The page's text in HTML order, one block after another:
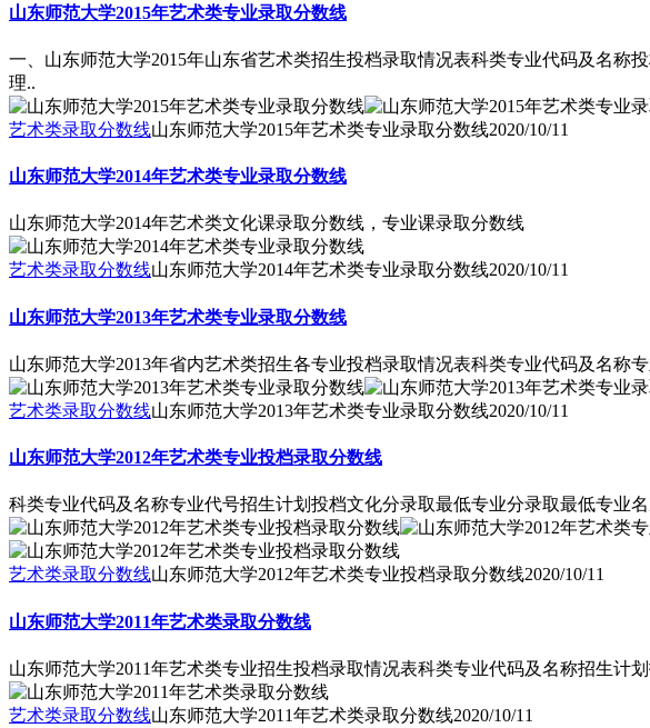
山东师范大学2015年艺术类专业录取分数线
一、山东师范大学2015年山东省艺术类招生投档录取情况表科类专业代码及名称
理..
艺术类录取分数线山东师范大学2015年艺术类专业录取分数线2020/10/11
山东师范大学2014年艺术类专业录取分数线
山东师范大学2014年艺术类文化课录取分数线，专业课录取分数线
艺术类录取分数线山东师范大学2014年艺术类专业录取分数线2020/10/11
山东师范大学2013年艺术类专业录取分数线
山东师范大学2013年省内艺术类招生各专业投档录取情况表科类专业代码及名称
艺术类录取分数线山东师范大学2013年艺术类专业录取分数线2020/10/11
山东师范大学2012年艺术类专业投档录取分数线
科类专业代码及名称专业代号招生计划投档文化分录取最低专业分录取最低专业名
艺术类录取分数线山东师范大学2012年艺术类专业投档录取分数线2020/10/11
山东师范大学2011年艺术类录取分数线
山东师范大学2011年艺术类专业招生投档录取情况表科类专业代码及名称招生计
艺术类录取分数线山东师范大学2011年艺术类录取分数线2020/10/11